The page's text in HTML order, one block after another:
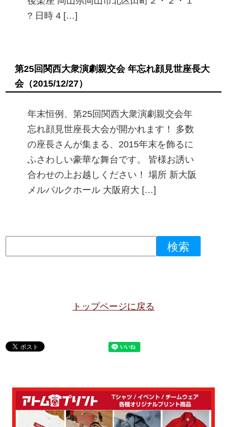
? 日時 4 […]
第25回関西大衆演劇親交会 年忘れ顔見世座長大
会（2015/12/27）
年末恒例、第25回関西大衆演劇親交会年
忘れ顔見世座長大会が開かれます！ 多数
の座長さんが集まる、2015年末を飾るに
ふさわしい豪華な舞台です。 皆様お誘い
合わせの上お越しください！ 場所 新大阪
メルパルクホール 大阪府大 […]
トップページに戻る